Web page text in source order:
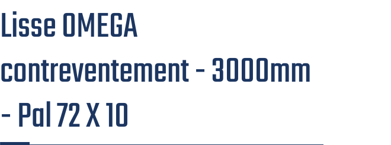
Lisse OMEGA
contreventement - 3000mm
- Pal 72 X 10